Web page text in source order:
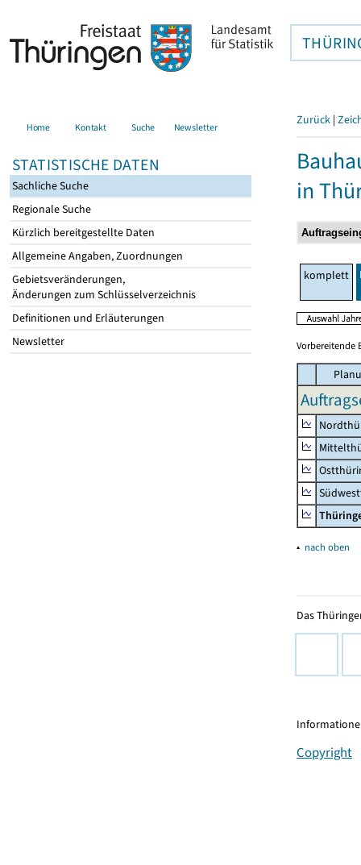
Home Kontakt Suche Newsletter
STATISTISCHE DATEN
Sachliche Suche
Regionale Suche
Kürzlich bereitgestellte Daten
Allgemeine Angaben, Zuordnungen
Gebietsveränderungen,
Änderungen zum Schlüsselverzeichnis
Definitionen und Erläuterungen
Newsletter
Zurück |
in
komplett
Vorbereitende
▴ nach oben
Das
Copyright